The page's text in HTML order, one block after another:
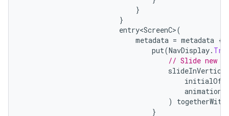
}
}
entry<ScreenC>(
metadata = metadata {
put(NavDisplay.
// Slide new
)
togetherWith
}